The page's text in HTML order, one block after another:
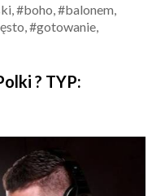
#boho, #balonem,
#gotowanie,
? TYP: